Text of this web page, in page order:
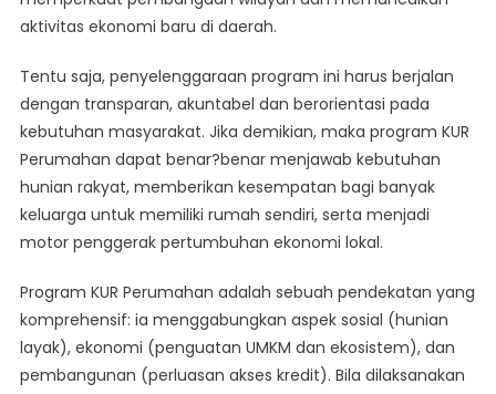
aktivitas ekonomi baru di daerah.
Tentu saja, penyelenggaraan program ini harus berjalan
dengan transparan, akuntabel dan berorientasi pada
kebutuhan masyarakat. Jika demikian, maka program KUR
Perumahan dapat benar?benar menjawab kebutuhan
hunian rakyat, memberikan kesempatan bagi banyak
keluarga untuk memiliki rumah sendiri, serta menjadi
motor penggerak pertumbuhan ekonomi lokal.
Program KUR Perumahan adalah sebuah pendekatan yang
komprehensif: ia menggabungkan aspek sosial (hunian
layak), ekonomi (penguatan UMKM dan ekosistem), dan
pembangunan (perluasan akses kredit). Bila dilaksanakan